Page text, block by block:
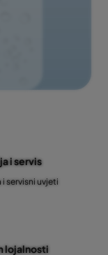
i servis
servisni uvjeti
lojalnosti